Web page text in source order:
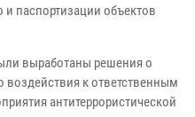
паспортизации объектов
выработаны решения о
к ответственным
антитеррористической